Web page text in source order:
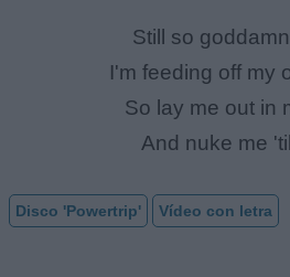
Still so
I'm feeding off my
So lay me out in
And nuke me
Disco 'Powertrip' Vídeo con letra